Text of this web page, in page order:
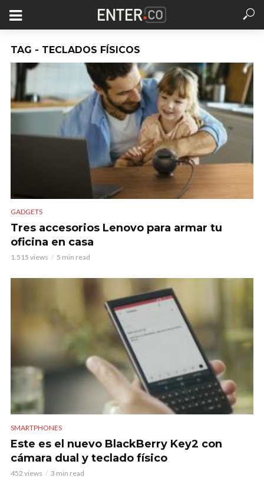
TAG - TECLADOS FÍSICOS
GADGETS
Tres accesorios Lenovo para armar tu
oficina en casa
1.515 views 5 min read
SMARTPHONES
Este es el nuevo BlackBerry Key2 con
cámara dual y teclado físico
452 views 3 min read